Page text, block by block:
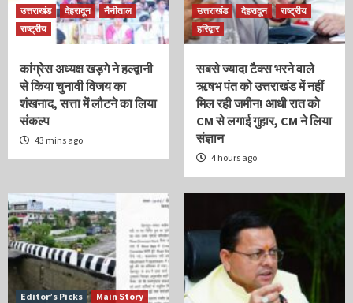
उत्तराखंड
देहरादून
नैनीताल
राष्ट्रीय
कांग्रेस अध्यक्ष खड़गे ने हल्द्वानी
से किया चुनावी विजय का
शंखनाद, सत्ता में लौटने का लिया
संकल्प
43 mins ago
उत्तराखंड
देहरादून
राष्ट्रीय
हरिद्वार
सबसे ज्यादा टैक्स भरने वाले
ऋषभ पंत को उत्तराखंड में नहीं
मिल रही जमीन! आधी रात को
CM से लगाई गुहार, CM ने लिया
संज्ञान
4 hours ago
Editor’s Picks
Main Story